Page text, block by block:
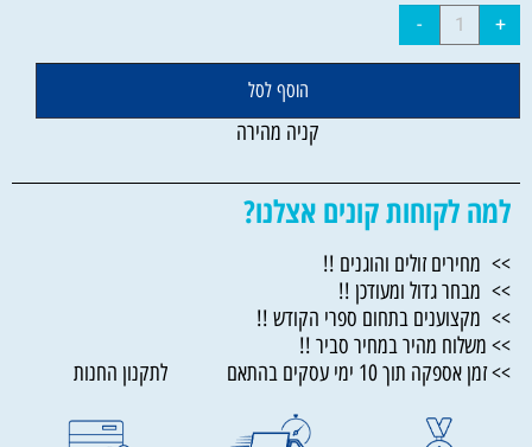
הוסף לסל
קניה מהירה
למה לקוחות קונים אצלנו?
>> מחירים זולים והוגנים !!
>> מבחר גדול ומעודכן !!
>> מקצוענים בתחום ספרי הקודש !!
>> משלוח מהיר במחיר סביר !!
>> זמן אספקה תוך 10 ימי עסקים בהתאם לתקנון החנות